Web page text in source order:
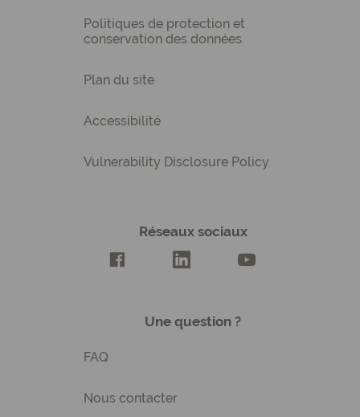
Politiques de protection et
conservation des données
Plan du site
Accessibilité
Vulnerability Disclosure Policy
Réseaux sociaux
Compte Facebook Creatis
Compte LinkedIn Creatis
Compte Youtube
Une question ?
FAQ
Nous contacter